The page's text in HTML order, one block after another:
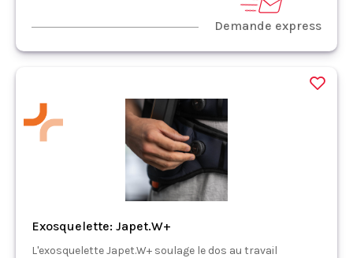
Demande express
Exosquelette: Japet.W+
L'exosquelette Japet.W+ soulage le dos au travail